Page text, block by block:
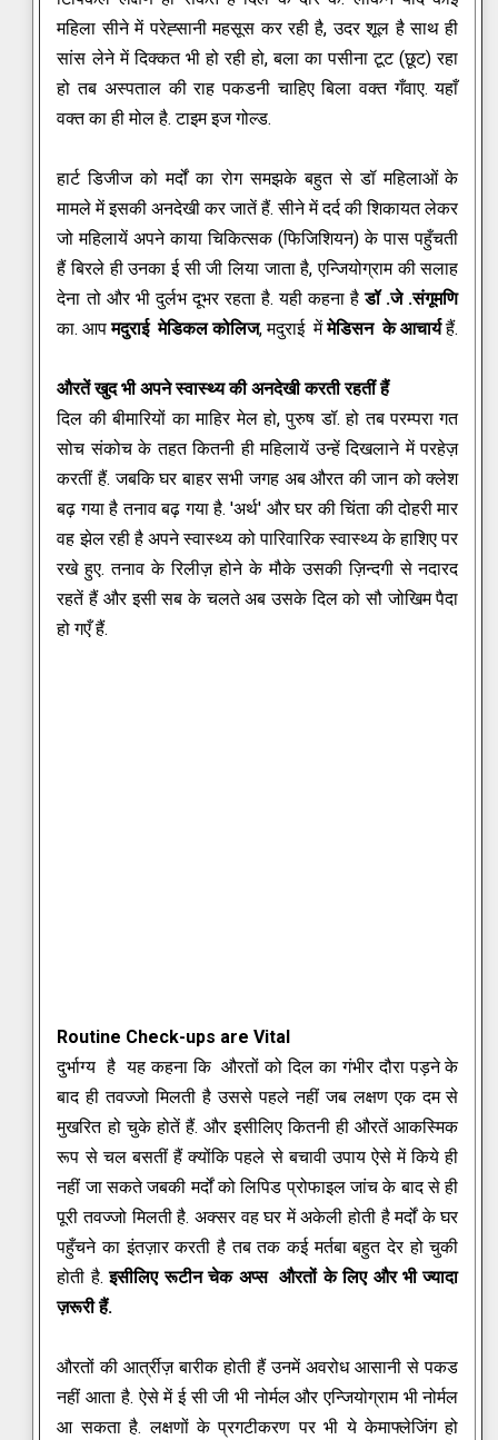
महिला सीने में परेह्सानी महसूस कर रही है, उदर शूल है साथ ही
सांस लेने में दिक्कत भी हो रही हो, बला का पसीना टूट (छूट) रहा
हो तब अस्पताल की राह पकडनी चाहिए बिला वक्त गँवाए. यहाँ
वक्त का ही मोल है. टाइम इज गोल्ड.
हार्ट डिजीज को मर्दों का रोग समझके बहुत से डॉ महिलाओं के
मामले में इसकी अनदेखी कर जातें हैं. सीने में दर्द की शिकायत लेकर
जो महिलायें अपने काया चिकित्सक (फिजिशियन) के पास पहुँचती
हैं बिरले ही उनका ई सी जी लिया जाता है, एन्जियोग्राम की सलाह
देना तो और भी दुर्लभ दूभर रहता है. यही कहना हैडॉ .जे .संगूमणि
का. आपमदुराई मेडिकल कोलिज, मदुराई मेंमेडिसन के आचार्यहैं.
औरतें खुद भी अपने स्वास्थ्य की अनदेखी करती रहतीं हैं
दिल की बीमारियों का माहिर मेल हो, पुरुष डॉ. हो तब परम्परा गत
सोच संकोच के तहत कितनी ही महिलायें उन्हें दिखलाने में परहेज़
करतीं हैं.जबकि घर बाहर सभी जगह अब औरत की जान को क्लेश
बढ़ गया है तनाव बढ़ गया है. 'अर्थ' और घर की चिंता की दोहरी मार
वह झेल रही है अपने स्वास्थ्य को पारिवारिक स्वास्थ्य के हाशिए पर
रखे हुए.तनाव के रिलीज़ होने के मौके उसकी ज़िन्दगी से नदारद
रहतें हैं और इसी सब के चलते अब उसके दिल को सौ जोखिम पैदा
हो गएँ हैं.
Routine Check-ups are Vital
दुर्भाग्य है यह कहना कि औरतों को दिल का गंभीर दौरा पड़ने के
बाद ही तवज्जो मिलती है उससे पहले नहीं जब लक्षण एक दम से
मुखरित हो चुके होतें हैं. और इसीलिए कितनी ही औरतें आकस्मिक
रूप से चल बसतीं हैं क्योंकि पहले से बचावी उपाय ऐसे में किये ही
नहीं जा सकते जबकी मर्दों को लिपिड प्रोफाइल जांच के बाद से ही
पूरी तवज्जो मिलती है. अक्सर वह घर में अकेली होती है मर्दों के घर
पहुँचने का इंतज़ार करती है तब तक कई मर्तबा बहुत देर हो चुकी
होती है.इसीलिए रूटीन चेक अप्स औरतों के लिए और भी ज्यादा
ज़रूरी हैं.
औरतों की आर्त्रीज़ बारीक होती हैं उनमें अवरोध आसानी से पकड
नहीं आता है. ऐसे में ई सी जी भी नोर्मल और एन्जियोग्राम भी नोर्मल
आ सकता है. लक्षणों के प्रगटीकरण पर भी ये केमाफ्लेजिंग हो